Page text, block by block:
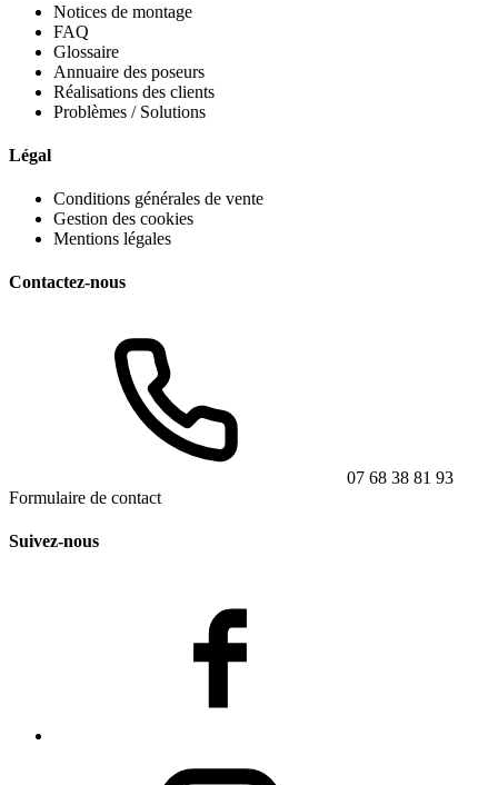
Notices de montage
FAQ
Glossaire
Annuaire des poseurs
Réalisations des clients
Problèmes / Solutions
Légal
Conditions générales de vente
Gestion des cookies
Mentions légales
Contactez-nous
07 68 38 81 93
Formulaire de contact
Suivez-nous